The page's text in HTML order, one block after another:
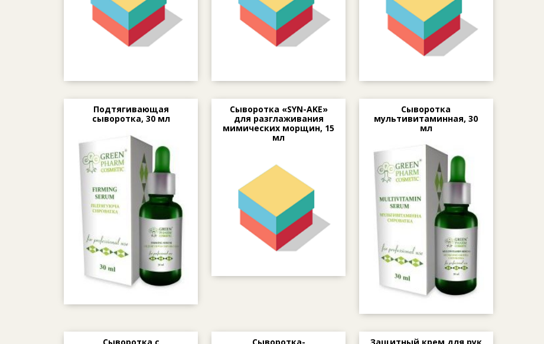
Подтягивающая
сыворотка, 30 мл
Сыворотка «SYN-AKE»
для разглаживания
мимических морщин, 15
мл
Сыворотка
мультивитаминная, 30
мл